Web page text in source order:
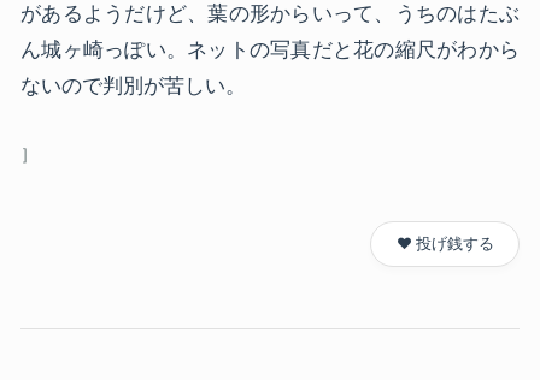
があるようだけど、葉の形からいって、うちのはたぶ
ん城ヶ崎っぽい。ネットの写真だと花の縮尺がわから
ないので判別が苦しい。
❤️ 投げ銭する